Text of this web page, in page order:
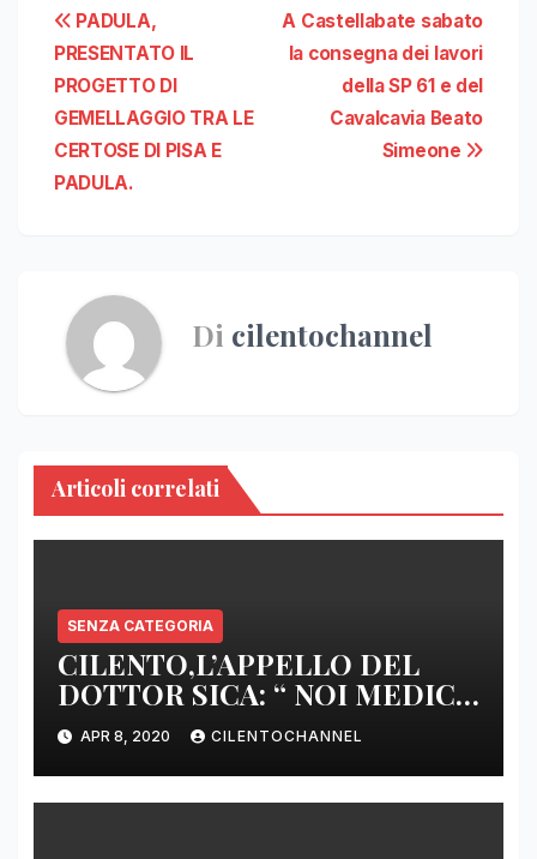
Navigazione
articoli
A Castellabate sabato
la consegna dei lavori
della SP 61 e del
Cavalcavia Beato
Simeone
PADULA,
PRESENTATO IL
PROGETTO DI
GEMELLAGGIO TRA LE
CERTOSE DI PISA E
PADULA.
Di cilentochannel
Articoli correlati
SENZA CATEGORIA
CILENTO,L’APPELLO DEL
DOTTOR SICA: “ NOI MEDICI
DI BASE SIAMO SENZA ARMI
E SENZA PRESIDI”
APR 8, 2020 CILENTOCHANNEL